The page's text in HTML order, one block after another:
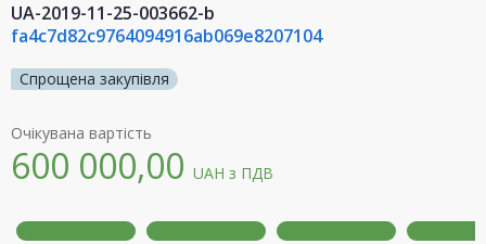
UA-2019-11-25-003662-b
fa4c7d82c9764094916ab069e8207104
Спрощена закупівля
Очікувана вартість
600 000,00 UAH з ПДВ